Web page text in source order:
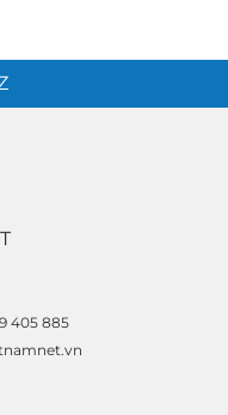
405 885